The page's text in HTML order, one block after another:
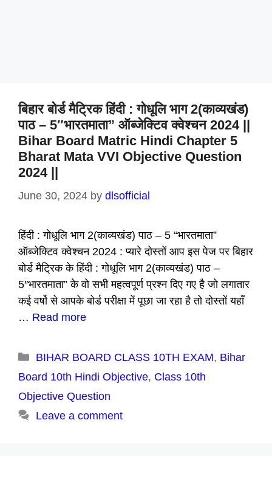
बिहार बोर्ड मैट्रिक हिंदी : गोधूलि भाग 2(काव्यखंड)
पाठ – 5″भारतमाता” ऑब्जेक्टिव क्वेश्चन 2024 ||
Bihar Board Matric Hindi Chapter 5
Bharat Mata VVI Objective Question
2024 ||
June 30, 2024 by dlsofficial
हिंदी : गोधूलि भाग 2(काव्यखंड) पाठ – 5 “भारतमाता”
ऑब्जेक्टिव क्वेश्चन 2024 : प्यारे दोस्तों आप इस पेज पर बिहार
बोर्ड मैट्रिक के हिंदी : गोधूलि भाग 2(काव्यखंड) पाठ –
5″भारतमाता” के वो सभी महत्वपूर्ण प्रश्न दिए गए है जो लगातार
कई वर्षो से आपके बोर्ड परीक्षा में पूछा जा रहा है तो दोस्तों यहाँ
… Read more
Categories
BIHAR BOARD CLASS 10TH EXAM, Bihar
Board 10th Hindi Objective, Class 10th
Objective Question
Leave a comment